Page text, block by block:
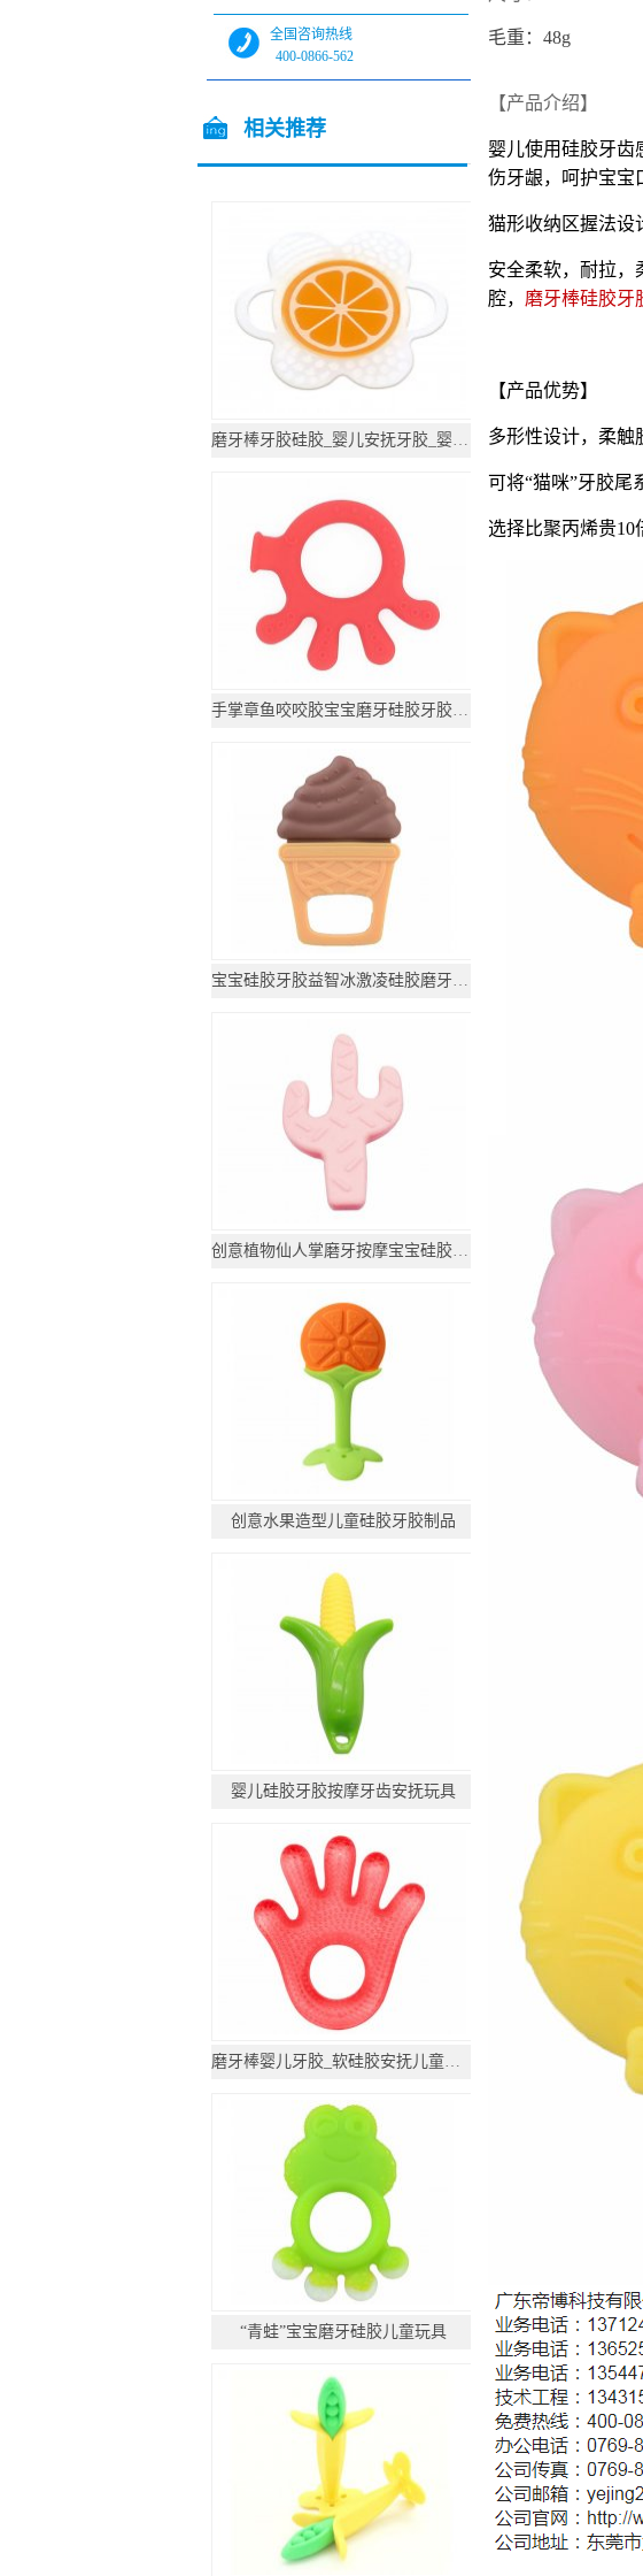
毛重：48g
【产品介绍】
婴儿使用硅胶牙齿
伤牙龈，呵护宝宝
猫形收纳区握法设
安全柔软，耐拉，
腔， 磨牙棒硅胶牙
【产品优势】
多形性设计，柔触
可将“猫咪”牙胶尾
选择比聚丙烯贵10
全国咨询热线
400-0866-562
13544717448
相关推荐
磨牙棒牙胶硅胶_婴儿安抚牙胶_婴儿牙胶磨牙棒
手掌章鱼咬咬胶宝宝磨牙硅胶牙胶玩具
宝宝硅胶牙胶益智冰激凌硅胶磨牙玩具
创意植物仙人掌磨牙按摩宝宝硅胶咬胶制品
创意水果造型儿童硅胶牙胶制品
婴儿硅胶牙胶按摩牙齿安抚玩具
磨牙棒婴儿牙胶_软硅胶安抚儿童玩具
“青蛙”宝宝磨牙硅胶儿童玩具